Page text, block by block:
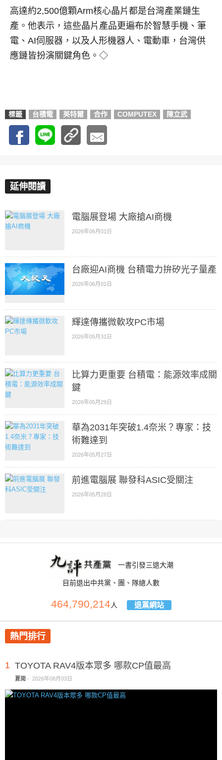
高達約2,500億顆Arm核心晶片都是台灣產業鏈生
產。他表示，這些晶片產品更遍布於智慧手機、筆
電、AI伺服器，以及人形機器人、電動車，台灣供
應鏈皆扮演關鍵角色。◇
標籤 台積電 英特爾 合作 COMPUTEX 陳立武
延伸閱讀
電腦展登場 大廠搶AI商機
2026年06月01日
台廠迎AI商機 台積電力拚矽光子量產
2026年06月01日
輝達傳攜微軟攻PC市場
2026年05月31日
比算力更重要 台積電：能源效率成關
鍵
2026年05月29日
華為2031年突破1.4奈米？專家：技
術難達到
2026年05月27日
前進電腦展 聯發科ASIC受關注
2026年05月28日
一書引發三退大潮
目前退出中共黨、團、隊總人數
464,790,214人 退黨網站
熱門排行
1 TOYOTA RAV4版本眾多 哪款CP值最高
夏雨 - 2026年08月03日